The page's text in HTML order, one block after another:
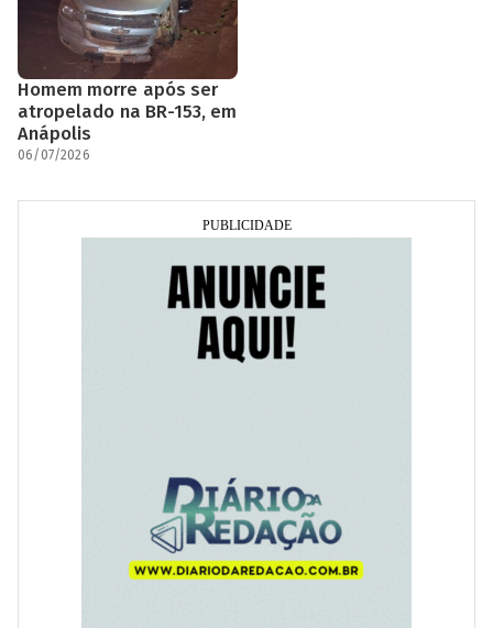
Homem morre após ser
atropelado na BR-153, em
Anápolis
06/07/2026